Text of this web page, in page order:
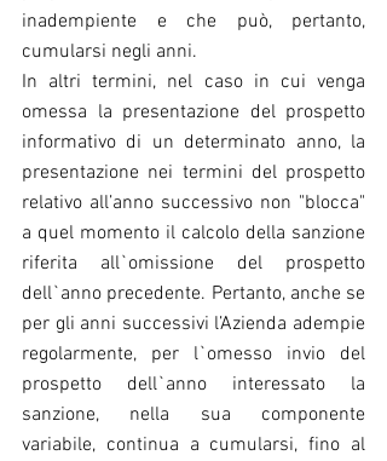
inadempiente e che può, pertanto,
cumularsi negli anni.
In altri termini, nel caso in cui venga
omessa la presentazione del prospetto
informativo di un determinato anno, la
presentazione nei termini del prospetto
relativo all’anno successivo non "blocca"
a quel momento il calcolo della sanzione
riferita all`omissione del prospetto
dell`anno precedente. Pertanto, anche se
per gli anni successivi l’Azienda adempie
regolarmente, per l`omesso invio del
prospetto dell`anno interessato la
sanzione, nella sua componente
variabile, continua a cumularsi, fino al